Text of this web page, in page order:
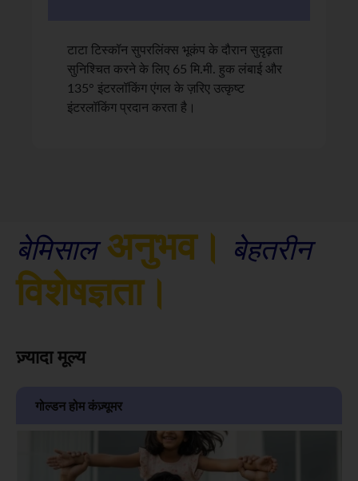
टाटा टिस्कॉन सुपरलिंक्स भूकंप के दौरान सुदृढ़ता
सुनिश्चित करने के लिए 65 मि.मी. हुक लंबाई और
135° इंटरलॉकिंग एंगल के ज़रिए उत्कृष्ट
इंटरलॉकिंग प्रदान करता है।
बेमिसालअनुभव। बेहतरीन
विशेषज्ञता।
ज़्यादा मूल्य
गोल्डन होम कंज़्यूमर